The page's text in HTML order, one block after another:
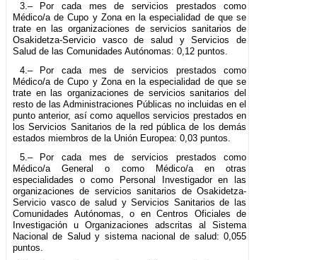
3.– Por cada mes de servicios prestados como
Médico/a de Cupo y Zona en la especialidad de que se
trate en las organizaciones de servicios sanitarios de
Osakidetza-Servicio vasco de salud y Servicios de
Salud de las Comunidades Autónomas: 0,12 puntos.
4.– Por cada mes de servicios prestados como
Médico/a de Cupo y Zona en la especialidad de que se
trate en las organizaciones de servicios sanitarios del
resto de las Administraciones Públicas no incluidas en el
punto anterior, así como aquellos servicios prestados en
los Servicios Sanitarios de la red pública de los demás
estados miembros de la Unión Europea: 0,03 puntos.
5.– Por cada mes de servicios prestados como
Médico/a General o como Médico/a en otras
especialidades o como Personal Investigador en las
organizaciones de servicios sanitarios de Osakidetza-
Servicio vasco de salud y Servicios Sanitarios de las
Comunidades Autónomas, o en Centros Oficiales de
Investigación u Organizaciones adscritas al Sistema
Nacional de Salud y sistema nacional de salud: 0,055
puntos.